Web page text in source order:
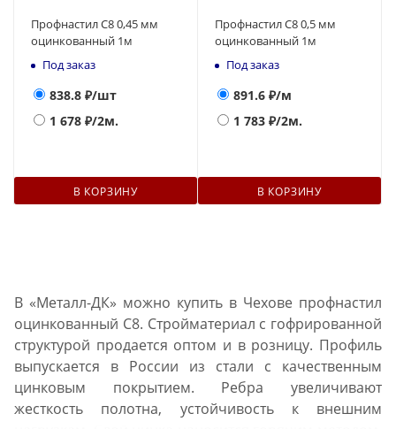
Профнастил С8 0,45 мм
оцинкованный 1м
Под заказ
838.8 ₽/шт
1 678 ₽/2м.
В КОРЗИНУ
Профнастил С8 0,5 мм
оцинкованный 1м
Под заказ
891.6 ₽/м
1 783 ₽/2м.
В КОРЗИНУ
В «Металл-ДК» можно купить в Чехове профнастил
оцинкованный С8. Стройматериал с гофрированной
структурой продается оптом и в розницу. Профиль
выпускается в России из стали с качественным
цинковым покрытием. Ребра увеличивают
жесткость полотна, устойчивость к внешним